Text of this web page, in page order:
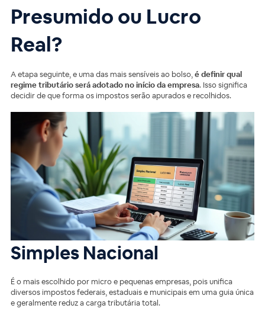
Presumido ou Lucro
Real?
A etapa seguinte, e uma das mais sensíveis ao bolso,é definir qual
regime tributário será adotado no início da empresa. Isso significa
decidir de que forma os impostos serão apurados e recolhidos.
Simples Nacional
É o mais escolhido por micro e pequenas empresas, pois unifica
diversos impostos federais, estaduais e municipais em uma guia única
e geralmente reduz a carga tributária total.